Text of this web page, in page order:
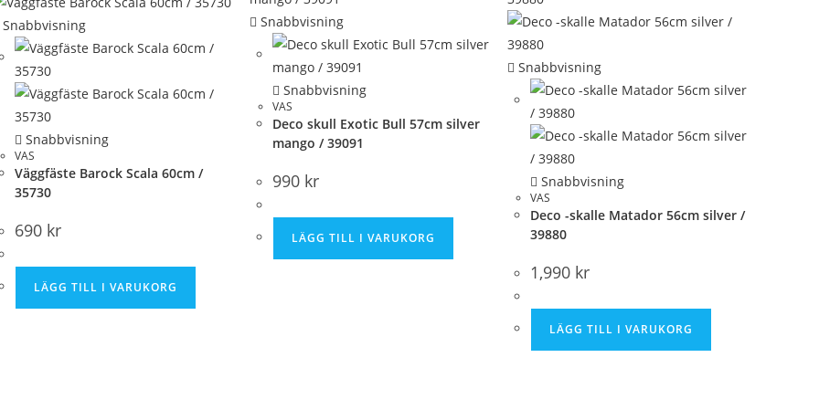
Snabbvisning
Snabbvisning
VAS
Väggfäste Barock Scala 60cm /
35730
690 kr
LÄGG TILL I VARUKORG
Snabbvisning
Snabbvisning
VAS
Deco skull Exotic Bull 57cm silver
mango / 39091
990 kr
LÄGG TILL I VARUKORG
Snabbvisning
Snabbvisning
VAS
Deco -skalle Matador 56cm silver /
39880
1,990 kr
LÄGG TILL I VARUKORG